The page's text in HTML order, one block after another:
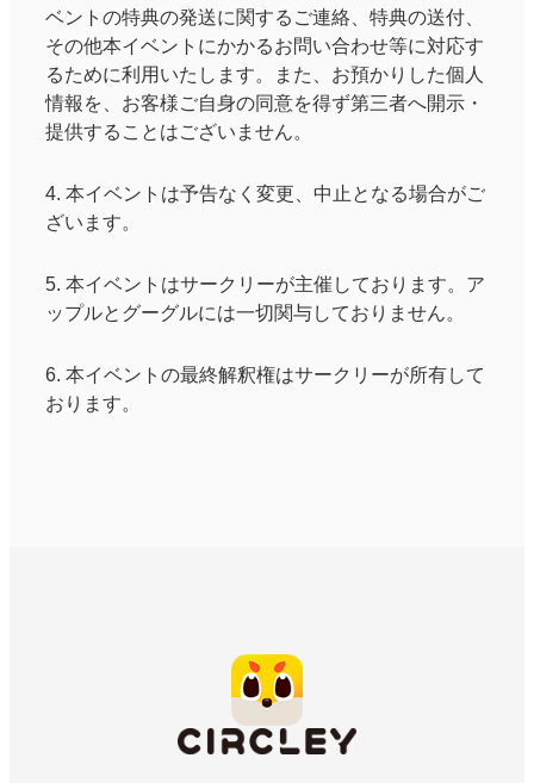
ベントの特典の発送に関するご連絡、特典の送付、
その他本イベントにかかるお問い合わせ等に対応す
るために利用いたします。また、お預かりした個人
情報を、お客様ご自身の同意を得ず第三者へ開示・
提供することはございません。
4. 本イベントは予告なく変更、中止となる場合がご
ざいます。
5. 本イベントはサークリーが主催しております。ア
ップルとグーグルには一切関与しておりません。
6. 本イベントの最終解釈権はサークリーが所有して
おります。